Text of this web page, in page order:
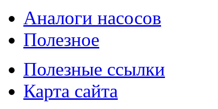
Аналоги насосов
Полезное
Полезные ссылки
Карта сайта